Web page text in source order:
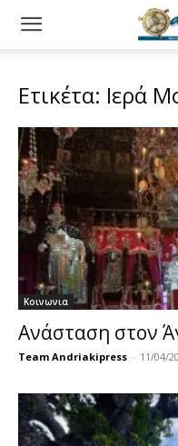
Ετικέτα: Ιερά
Κοινωνια
Ανάσταση στον
Team Andriakipress - 11/04/